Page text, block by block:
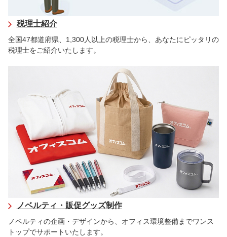
税理士紹介
全国47都道府県、1,300人以上の税理士から、あなたにピッタリの
税理士をご紹介いたします。
ノベルティ・販促グッズ制作
ノベルティの企画・デザインから、オフィス環境整備までワンス
トップでサポートいたします。